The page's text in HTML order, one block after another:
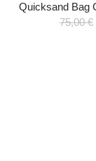
Quicksand Bag
75,00 €